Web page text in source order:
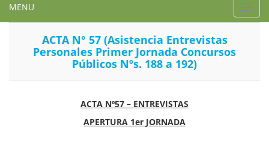
MENU
ACTA N° 57 (Asistencia Entrevistas
Personales Primer Jornada Concursos
Públicos Nºs. 188 a 192)
ACTA Nº57 – ENTREVISTAS
APERTURA 1er JORNADA